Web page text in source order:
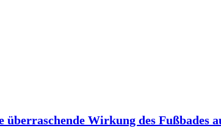
überraschende Wirkung des Fußbades